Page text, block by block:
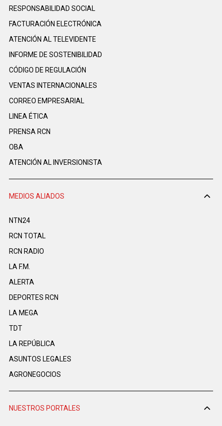
RESPONSABILIDAD SOCIAL
FACTURACIÓN ELECTRÓNICA
ATENCIÓN AL TELEVIDENTE
INFORME DE SOSTENIBILIDAD
CÓDIGO DE REGULACIÓN
VENTAS INTERNACIONALES
CORREO EMPRESARIAL
LINEA ÉTICA
PRENSA RCN
OBA
ATENCIÓN AL INVERSIONISTA
MEDIOS ALIADOS
NTN24
RCN TOTAL
RCN RADIO
LA F.M.
ALERTA
DEPORTES RCN
LA MEGA
TDT
LA REPÚBLICA
ASUNTOS LEGALES
AGRONEGOCIOS
NUESTROS PORTALES